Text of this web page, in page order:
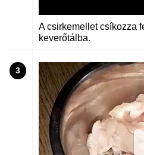
A csirkemellet csíkozza
keverőtálba.
3